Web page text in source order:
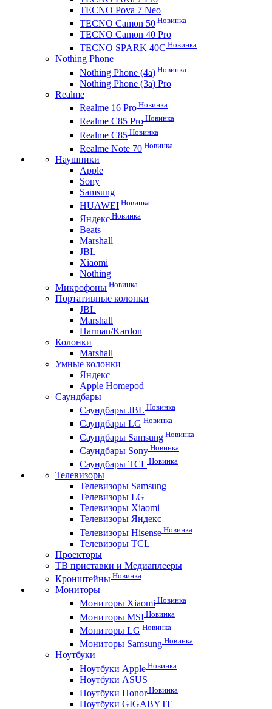
TECNO Pova 7 Neo
TECNO Camon 50 Новинка
TECNO Camon 40 Pro
TECNO SPARK 40C Новинка
Nothing Phone
Nothing Phone (4a) Новинка
Nothing Phone (3a) Pro
Realme
Realme 16 Pro Новинка
Realme C85 Pro Новинка
Realme C85 Новинка
Realme Note 70 Новинка
Наушники
Apple
Sony
Samsung
HUAWEI Новинка
Яндекс Новинка
Beats
Marshall
JBL
Xiaomi
Nothing
Микрофоны Новинка
Портативные колонки
JBL
Marshall
Harman/Kardon
Колонки
Marshall
Умные колонки
Яндекс
Apple Homepod
Саундбары
Саундбары JBL Новинка
Саундбары LG Новинка
Саундбары Samsung Новинка
Саундбары Sony Новинка
Саундбары TCL Новинка
Телевизоры
Телевизоры Samsung
Телевизоры LG
Телевизоры Xiaomi
Телевизоры Яндекс
Телевизоры Hisense Новинка
Телевизоры TCL
Проекторы
ТВ приставки и Медиаплееры
Кронштейны Новинка
Мониторы
Мониторы Xiaomi Новинка
Мониторы MSI Новинка
Мониторы LG Новинка
Мониторы Samsung Новинка
Ноутбуки
Ноутбуки Apple Новинка
Ноутбуки ASUS
Ноутбуки HonorНовинка
Ноутбуки GIGABYTE